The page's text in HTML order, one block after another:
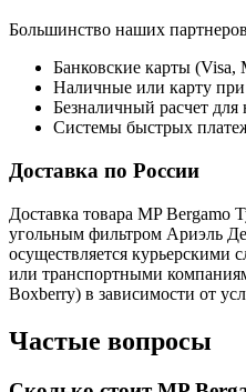
Большинство наших
Банковские карты
Наличные или карту
Безналичный расчет
Системы быстрых
Доставка по России
Доставка товара MP Bergamo
угольным фильтром Ариэль
осуществляется курьерскими
или транспортными
Boxberry) в зависимости от
Частые вопросы